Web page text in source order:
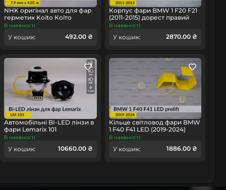
NHK оригінал авто для фар
герметик Koito Коіто
бутиловий шнур термо
В наявності
У кошик: 492.00 ₴
Корпус фари BMW 1 F20 F21
(2011-2015) дорест правий
В наявності
У кошик: 2870.00 ₴
Автомобільні BI-LED лінзи в
фари Lemarix 101
В наявності
У кошик: 10660.00 ₴
Кільце світловод фари BMW
1 F40 F41 LED (2019-2024)
дорест велике зовнішнє
В наявності
У кошик: 1886.00 ₴